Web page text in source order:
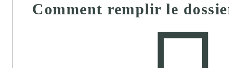
Comment remplir le